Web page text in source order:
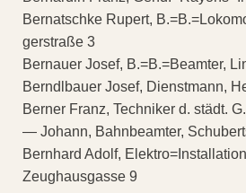
Bernatschke Rupert,
gerstraße 3
Bernauer Josef, B.=B.=Beamter,
Berndlbauer Josef, Dienstmann,
Berner Franz, Techniker d. städt.
— Johann, Bahnbeamter,
Bernhard Adolf,
Zeughausgasse 9